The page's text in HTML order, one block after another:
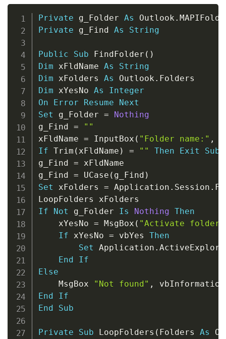
Private g_Folder As Outlook .
Private g_Find As String
Public Sub FindFolder ( )
Dim xFldName As
String
Dim xFolders As Outlook .
Dim xYesNo As
Integer
On
Error Resume
Next
Set g_Folder =
Nothing
g_Find =
""
xFldName = InputBox ( "Folder name:" ,
If Trim ( xFldName ) = "" Then Exit
Sub
g_Find = xFldName
g_Find = UCase ( g_Find )
Set xFolders = Application . Session .
If
Not g_Folder Is Nothing Then
    xYesNo
= MsgBox ( "Activate
If xYesNo = vbYes Then
Set Application .
End
If
Else
    MsgBox
"Not found" , vbInformation
End
If
End
Sub
Private Sub LoopFolders ( Folders As
Copy